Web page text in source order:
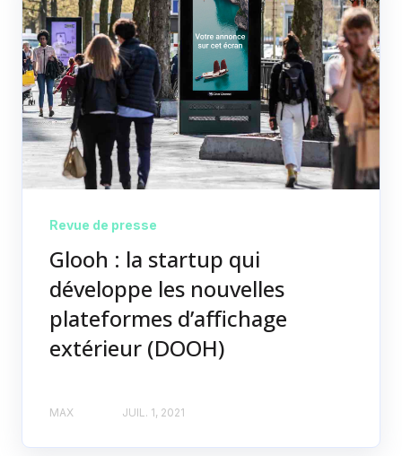
Revue de presse
Glooh : la startup qui
développe les nouvelles
plateformes d’affichage
extérieur (DOOH)
MAX JUIL. 1, 2021